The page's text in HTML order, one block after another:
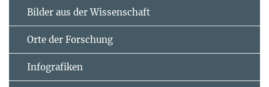
Bilder aus der Wissenschaft
Orte der Forschung
Infografiken